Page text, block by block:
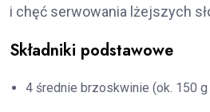
i chęć serwowania lżejszych
Składniki podstawowe
4 średnie brzoskwinie (ok. 150 g